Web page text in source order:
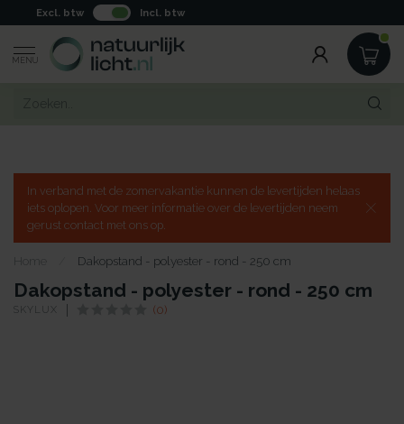
Excl. btw Incl. btw
MENU
In verband met de zomervakantie kunnen de levertijden helaas
iets oplopen. Voor meer informatie over de levertijden neem
gerust contact met ons op.
Home Dakopstand - polyester - rond - 250 cm
Dakopstand - polyester - rond - 250 cm
SKYLUX (0)